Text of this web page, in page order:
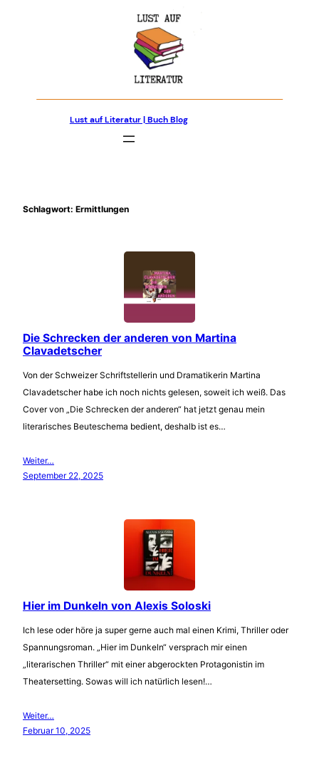
Lust auf Literatur | Buch Blog
Schlagwort: Ermittlungen
Die Schrecken der anderen von Martina
Clavadetscher
Von der Schweizer Schriftstellerin und Dramatikerin Martina
Clavadetscher habe ich noch nichts gelesen, soweit ich weiß. Das
Cover von „Die Schrecken der anderen“ hat jetzt genau mein
literarisches Beuteschema bedient, deshalb ist es…
Weiter…
September 22, 2025
Hier im Dunkeln von Alexis Soloski
Ich lese oder höre ja super gerne auch mal einen Krimi, Thriller oder
Spannungsroman. „Hier im Dunkeln“ versprach mir einen
„literarischen Thriller“ mit einer abgerockten Protagonistin im
Theatersetting. Sowas will ich natürlich lesen!…
Weiter…
Februar 10, 2025